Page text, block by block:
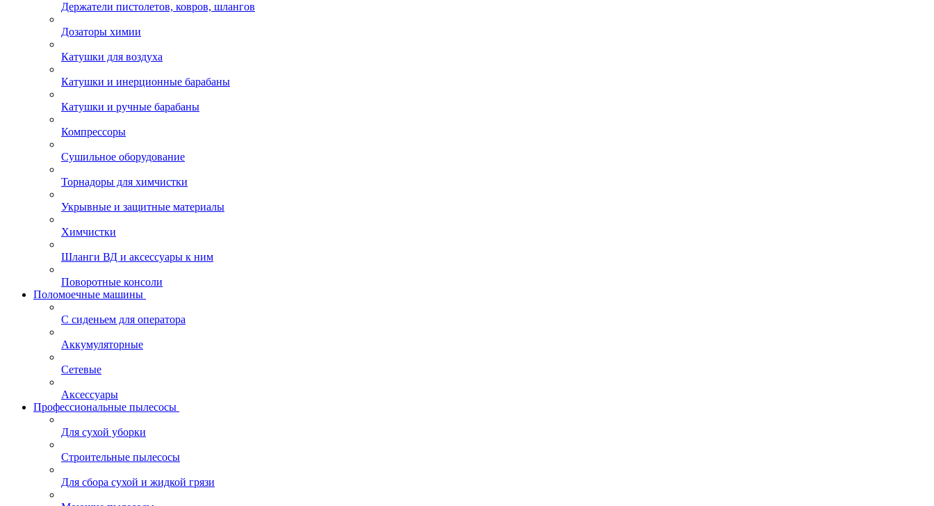
Держатели пистолетов, ковров, шлангов
Дозаторы химии
Катушки для воздуха
Катушки и инерционные барабаны
Катушки и ручные барабаны
Компрессоры
Сушильное оборудование
Торнадоры для химчистки
Укрывные и защитные материалы
Химчистки
Шланги ВД и аксессуары к ним
Поворотные консоли
Поломоечные машины
С сиденьем для оператора
Аккумуляторные
Сетевые
Аксессуары
Профессиональные пылесосы
Для сухой уборки
Строительные пылесосы
Для сбора сухой и жидкой грязи